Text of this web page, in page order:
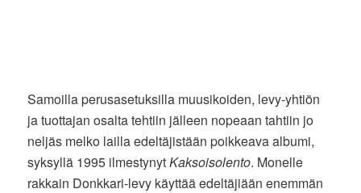
Samoilla perusasetuksilla muusikoiden, levy-yhtiön
ja tuottajan osalta tehtiin jälleen nopeaan tahtiin jo
neljäs melko lailla edeltäjistään poikkeava albumi,
syksyllä 1995 ilmestynytKaksoisolento. Monelle
rakkain Donkkari-levy käyttää edeltäjiään enemmän